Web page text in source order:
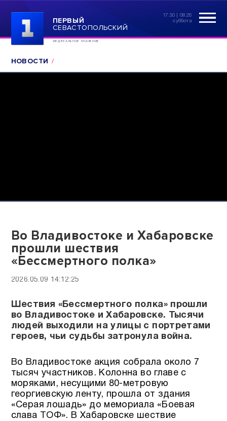
ПЕРВЫЙ
СЕВАСТОПОЛЬСКИЙ
ФЕДЕРАЛЬНОЕ ЗНАЧЕНИЕ
17:30 | 08.26
суббота
НОВОСТИ
Во Владивостоке и Хабаровске
прошли шествия
«Бессмертного полка»
2026.05.09 14:12:25
Шествия «Бессмертного полка» прошли
во Владивостоке и Хабаровске. Тысячи
людей выходили на улицы с портретами
героев, чьи судьбы затронула война.
Во Владивостоке акция собрала около 7
тысяч участников. Колонна во главе с
моряками, несущими 80-метровую
георгиевскую ленту, прошла от здания
«Серая лошадь» до мемориала «Боевая
слава ТОФ». В Хабаровске шествие